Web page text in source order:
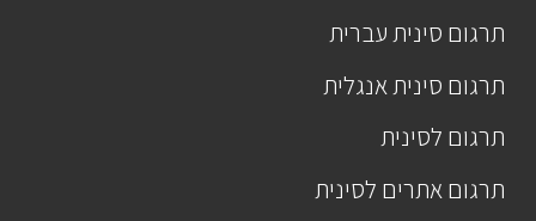
תרגום סינית עברית
תרגום סינית אנגלית
תרגום לסינית
תרגום אתרים לסינית